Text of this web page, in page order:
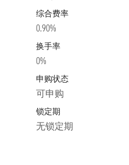
综合费率
0.90%
换手率
0%
申购状态
可申购
锁定期
无锁定期